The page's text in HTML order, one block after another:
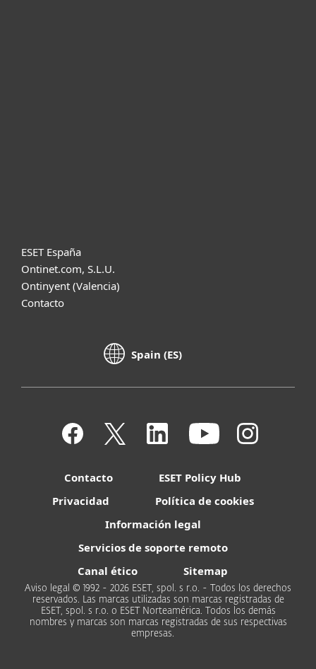
ESET España
Ontinet.com, S.L.U.
Ontinyent (Valencia)
Contacto
Spain (ES)
Contacto
ESET Policy Hub
Privacidad
Política de cookies
Información legal
Servicios de soporte remoto
Canal ético
Sitemap
Aviso legal © 1992 - 2026 ESET, spol. s r.o. - Todos los derechos
reservados. Las marcas utilizadas son marcas registradas de
ESET, spol. s r.o. o ESET Norteamérica. Todos los demás
nombres y marcas son marcas registradas de sus respectivas
empresas.